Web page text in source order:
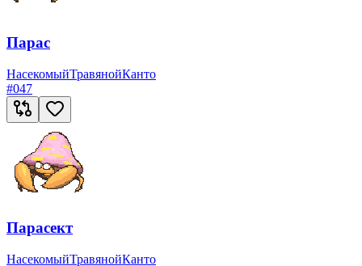
Парас
НасекомыйТравянойКанто
#047
Парасект
НасекомыйТравянойКанто